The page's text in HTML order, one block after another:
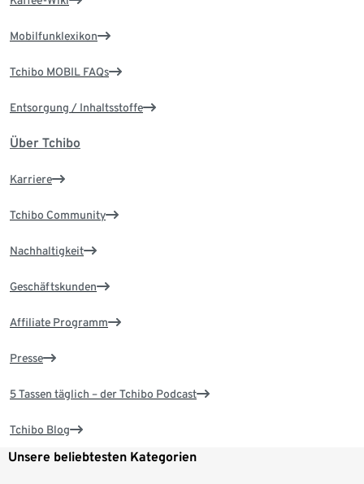
Mobilfunklexikon
Tchibo MOBIL FAQs
Entsorgung / Inhaltsstoffe
Über Tchibo
Karriere
Tchibo Community
Nachhaltigkeit
Geschäftskunden
Affiliate Programm
Presse
5 Tassen täglich – der Tchibo Podcast
Tchibo Blog
Unsere beliebtesten Kategorien